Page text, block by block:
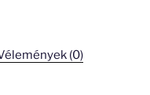
(0)